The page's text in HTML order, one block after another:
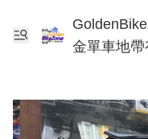
金單車地帶